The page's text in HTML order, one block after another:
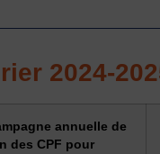
2024-
annuelle de
des CPF pour